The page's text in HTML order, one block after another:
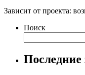
Зависит от проекта:
Поиск
Последние